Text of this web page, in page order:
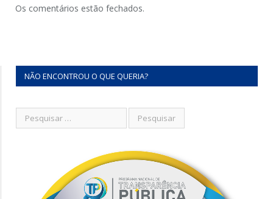
Os comentários estão fechados.
NÃO ENCONTROU O QUE QUERIA?